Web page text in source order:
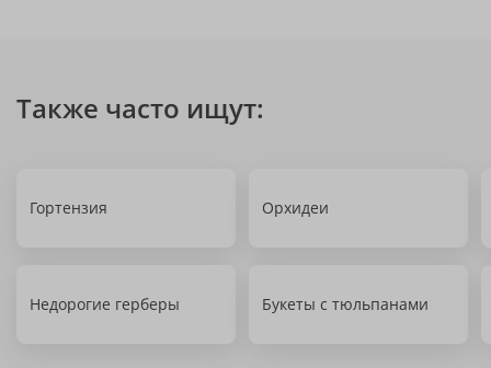
Также часто ищут:
Гортензия Орхидеи
Недорогие герберы Букеты с тюльпанами